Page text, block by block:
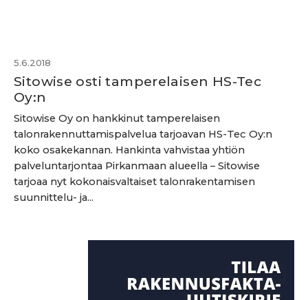
5.6.2018
Sitowise osti tamperelaisen HS-Tec
Oy:n
Sitowise Oy on hankkinut tamperelaisen
talonrakennuttamispalvelua tarjoavan HS-Tec Oy:n
koko osakekannan. Hankinta vahvistaa yhtiön
palveluntarjontaa Pirkanmaan alueella – Sitowise
tarjoaa nyt kokonaisvaltaiset talonrakentamisen
suunnittelu- ja...